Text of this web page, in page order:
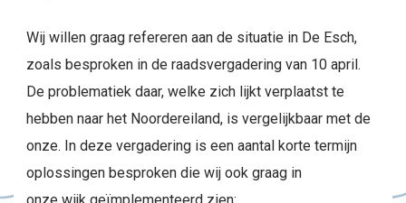
Wij willen graag refereren aan de situatie in De Esch,
zoals besproken in de raadsvergadering van 10 april.
De problematiek daar, welke zich lijkt verplaatst te
hebben naar het Noordereiland, is vergelijkbaar met de
onze. In deze vergadering is een aantal korte termijn
oplossingen besproken die wij ook graag in